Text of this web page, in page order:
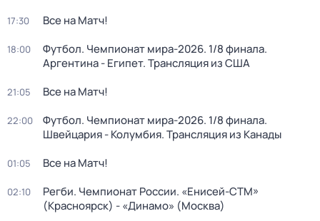
17:30 Все на Матч!
18:00
Футбол. Чемпионат мира-2026. 1/8 финала.
Аргентина - Египет. Трансляция из США
21:05 Все на Матч!
22:00
Футбол. Чемпионат мира-2026. 1/8 финала.
Швейцария - Колумбия. Трансляция из Канады
01:05 Все на Матч!
02:10
Регби. Чемпионат России. «Енисей-СТМ»
(Красноярск) - «Динамо» (Москва)